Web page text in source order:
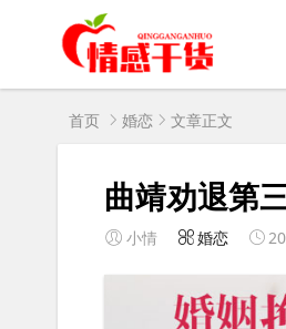
首页 婚恋 文章正文
曲靖劝退第
小情 婚恋